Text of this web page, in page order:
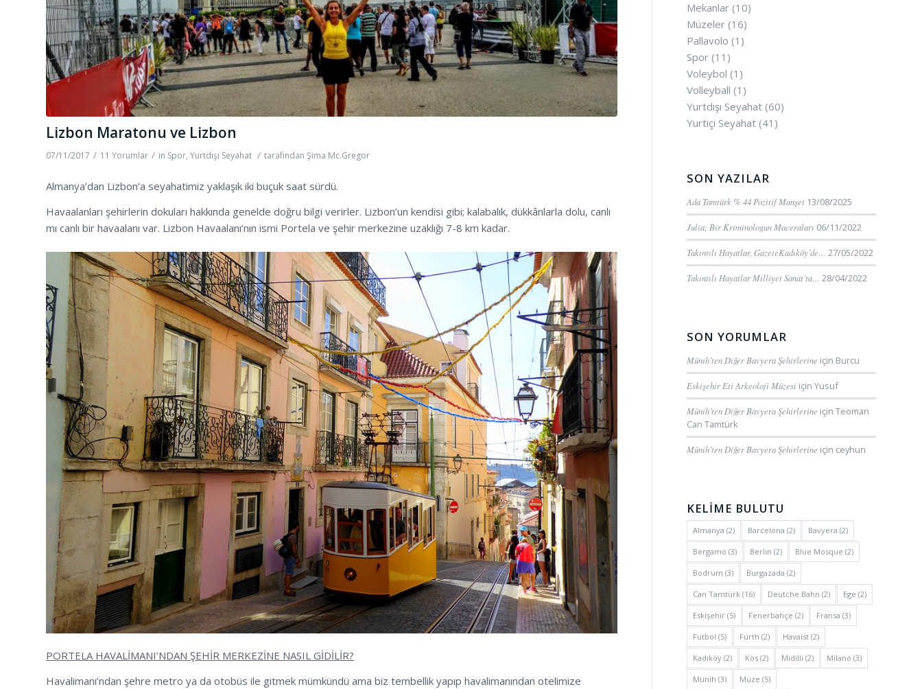
Lizbon Maratonu ve Lizbon
07/11/2017 / 11 Yorumlar / in Spor, Yurtdışı Seyahat / tarafından Şima Mc.Gregor
Almanya’dan Lizbon’a seyahatimiz yaklaşık iki buçuk saat sürdü.
Havaalanları şehirlerin dokuları hakkında genelde doğru bilgi verirler. Lizbon’un kendisi gibi; kalabalık, dükkânlarla dolu, canlı
mı canlı bir havaalanı var. Lizbon Havaalanı’nın ismi Portela ve şehir merkezine uzaklığı 7-8 km kadar.
PORTELA HAVALİMANI’NDAN ŞEHİR MERKEZİNE NASIL GİDİLİR?
Havalimanı’ndan şehre metro ya da otobüs ile gitmek mümkündü ama biz tembellik yapıp havalimanından otelimize
Mekanlar (10)
Müzeler (16)
Pallavolo (1)
Spor (11)
Voleybol (1)
Volleyball (1)
Yurtdışı Seyahat (60)
Yurtiçi Seyahat (41)
SON YAZILAR
Ada Tamtürk % 44 Pozitif Manşet 13/08/2025
Julia; Bir Kriminologun Maceraları 06/11/2022
Takıntılı Hayatlar, GazeteKadıköy’de… 27/05/2022
Takıntılı Hayatlar Milliyet Sanat’ta… 28/04/2022
SON YORUMLAR
Münih’ten Diğer Bavyera Şehirlerine için Burcu
Eskişehir Eti Arkeoloji Müzesi içinYusuf
Münih’ten Diğer Bavyera Şehirlerine içinTeoman
Can Tamtürk
Münih’ten Diğer Bavyera Şehirlerine için ceyhun
KELİME BULUTU
Almanya (2) Barcelona (2) Bavyera (2)
Bergamo (3) Berlin (2) Blue Mosque (2)
Bodrum (3) Burgazada (2)
Can Tamtürk (16) Deutche Bahn (2) Ege (2)
Eskişehir (5) Fenerbahçe (2) Fransa (3)
Futbol (5) Fürth (2) Havaist (2)
Kadıköy (2) Kos (2) Midilli (2) Milano (3)
Münih (3) Müze (5)